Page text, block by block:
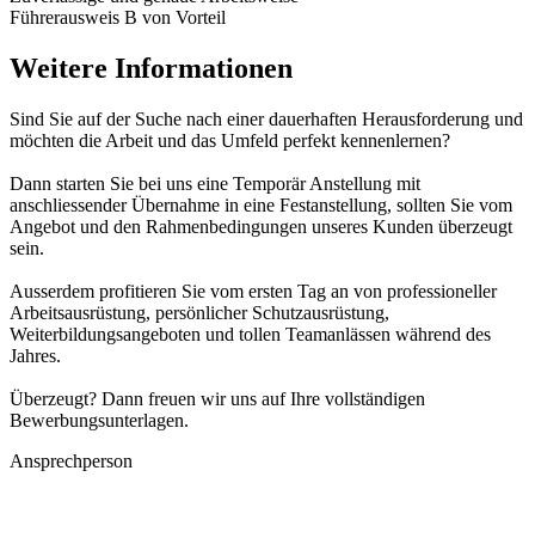
Führerausweis B von Vorteil
Weitere Informationen
Sind Sie auf der Suche nach einer dauerhaften Herausforderung und
möchten die Arbeit und das Umfeld perfekt kennenlernen?
Dann starten Sie bei uns eine Temporär Anstellung mit
anschliessender Übernahme in eine Festanstellung, sollten Sie vom
Angebot und den Rahmenbedingungen unseres Kunden überzeugt
sein.
Ausserdem profitieren Sie vom ersten Tag an von professioneller
Arbeitsausrüstung, persönlicher Schutzausrüstung,
Weiterbildungsangeboten und tollen Teamanlässen während des
Jahres.
Überzeugt? Dann freuen wir uns auf Ihre vollständigen
Bewerbungsunterlagen.
Ansprechperson